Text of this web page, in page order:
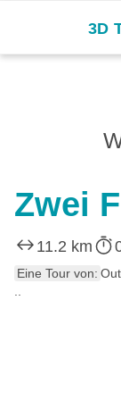
3D
Zwei
11.2 km
Eine Tour von: